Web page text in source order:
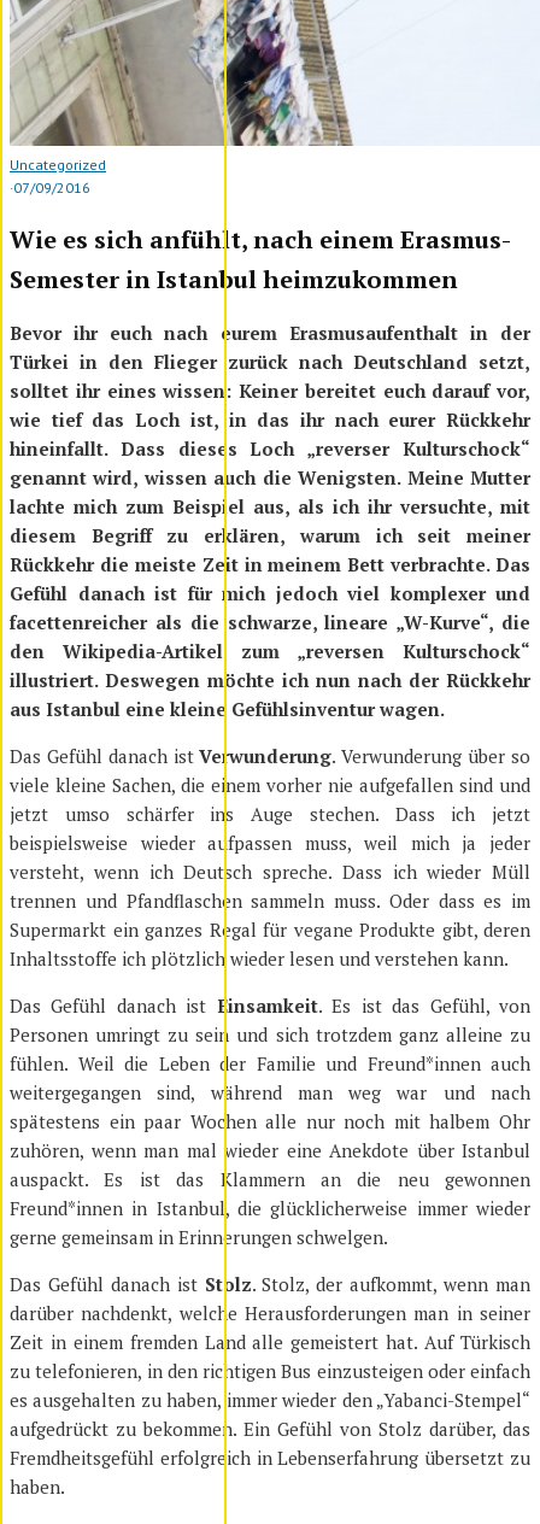
Uncategorized
·07/09/2016
Wie es sich anfühlt, nach einem Erasmus-
Semester in Istanbul heimzukommen
Bevor ihr euch nach eurem Erasmusaufenthalt in der
Türkei in den Flieger zurück nach Deutschland setzt,
solltet ihr eines wissen: Keiner bereitet euch darauf vor,
wie tief das Loch ist, in das ihr nach eurer Rückkehr
hineinfallt. Dass dieses Loch „reverser Kulturschock“
genannt wird, wissen auch die Wenigsten. Meine Mutter
lachte mich zum Beispiel aus, als ich ihr versuchte, mit
diesem Begriff zu erklären, warum ich seit meiner
Rückkehr die meiste Zeit in meinem Bett verbrachte. Das
Gefühl danach ist für mich jedoch viel komplexer und
facettenreicher als die schwarze, lineare „W-Kurve“, die
den Wikipedia-Artikel zum „reversen Kulturschock“
illustriert. Deswegen möchte ich nun nach der Rückkehr
aus Istanbul eine kleine Gefühlsinventur wagen.
Das Gefühl danach istVerwunderung. Verwunderung über so
viele kleine Sachen, die einem vorher nie aufgefallen sind und
jetzt umso schärfer ins Auge stechen. Dass ich jetzt
beispielsweise wieder aufpassen muss, weil mich ja jeder
versteht, wenn ich Deutsch spreche. Dass ich wieder Müll
trennen und Pfandflaschen sammeln muss. Oder dass es im
Supermarkt ein ganzes Regal für vegane Produkte gibt, deren
Inhaltsstoffe ich plötzlich wieder lesen und verstehen kann.
Das Gefühl danach ist Einsamkeit. Es ist das Gefühl, von
Personen umringt zu sein und sich trotzdem ganz alleine zu
fühlen. Weil die Leben der Familie und Freund*innen auch
weitergegangen sind, während man weg war und nach
spätestens ein paar Wochen alle nur noch mit halbem Ohr
zuhören, wenn man mal wieder eine Anekdote über Istanbul
auspackt. Es ist das Klammern an die neu gewonnen
Freund*innen in Istanbul, die glücklicherweise immer wieder
gerne gemeinsam in Erinnerungen schwelgen.
Das Gefühl danach ist Stolz. Stolz, der aufkommt, wenn man
darüber nachdenkt, welche Herausforderungen man in seiner
Zeit in einem fremden Land alle gemeistert hat. Auf Türkisch
zu telefonieren, in den richtigen Bus einzusteigen oder einfach
es ausgehalten zu haben, immer wieder den „Yabanci-Stempel“
aufgedrückt zu bekommen. Ein Gefühl von Stolz darüber, das
Fremdheitsgefühl erfolgreich in Lebenserfahrung übersetzt zu
haben.